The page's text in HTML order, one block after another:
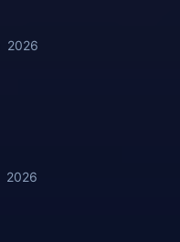
2026
2026